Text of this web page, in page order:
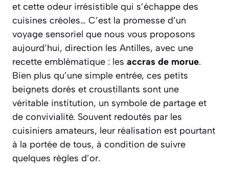
et cette odeur irrésistible qui s’échappe des
cuisines créoles… C’est la promesse d’un
voyage sensoriel que nous vous proposons
aujourd’hui, direction les Antilles, avec une
recette emblématique : les accras de morue.
Bien plus qu’une simple entrée, ces petits
beignets dorés et croustillants sont une
véritable institution, un symbole de partage et
de convivialité. Souvent redoutés par les
cuisiniers amateurs, leur réalisation est pourtant
à la portée de tous, à condition de suivre
quelques règles d’or.